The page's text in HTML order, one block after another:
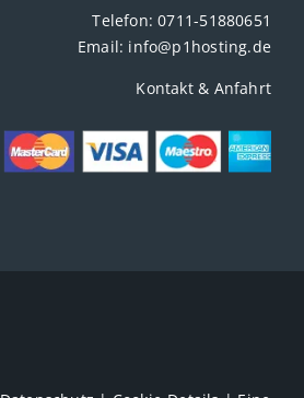
Telefon:0711-51880651
Email: info@p1hosting.de
Kontakt & Anfahrt